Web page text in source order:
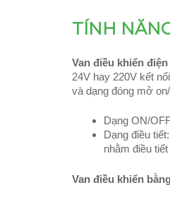
TÍNH
Van điều khiển điện
24V hay 220V kết
và dạng đóng mở
Dạng ON/
Dạng điều
nhằm điều
Van điều khiển